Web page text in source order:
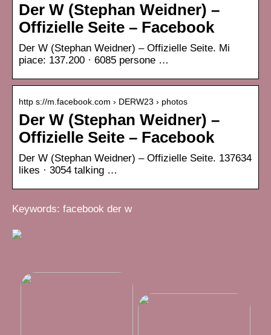
Der W (Stephan Weidner) –
Offizielle Seite – Facebook
Der W (Stephan Weidner) – Offizielle Seite. Mi
piace: 137.200 · 6085 persone …
http s://m.facebook.com › DERW23 › photos
Der W (Stephan Weidner) –
Offizielle Seite – Facebook
Der W (Stephan Weidner) – Offizielle Seite. 137634
likes · 3054 talking …
Keywords: facebook der w